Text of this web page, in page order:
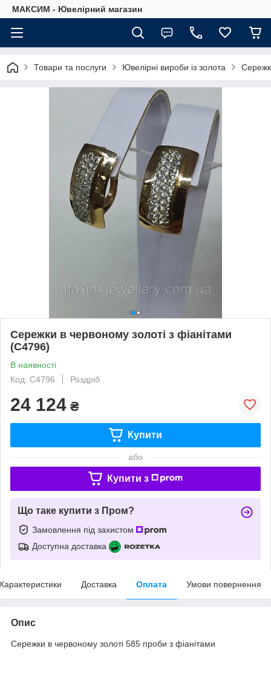
МАКСИМ - Ювелірний магазин
Товари та послуги Ювелірні вироби із золота
Сережки в червоному золоті з фіанітами
(С4796)
В наявності
Код: С4796
Роздріб
24 124 ₴
Купити
або
Купити з
Що таке купити з Пром?
Замовлення під захистом
Доступна доставка
Доставка Оплата Умови повернення
Опис
Сережки в червоному золоті 585 проби з фіанітами